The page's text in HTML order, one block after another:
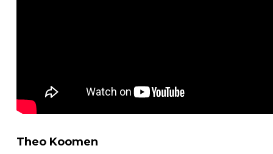
Theo Koomen